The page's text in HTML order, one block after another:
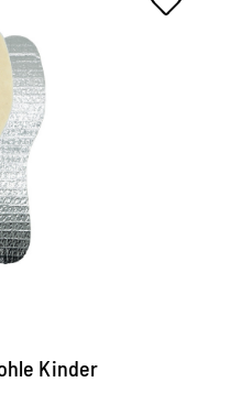
el frío y
térmico.
estructura tricapa
en frío extremo.
aislando contra el
Kinder